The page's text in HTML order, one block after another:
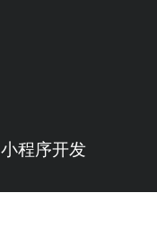
小程序开发